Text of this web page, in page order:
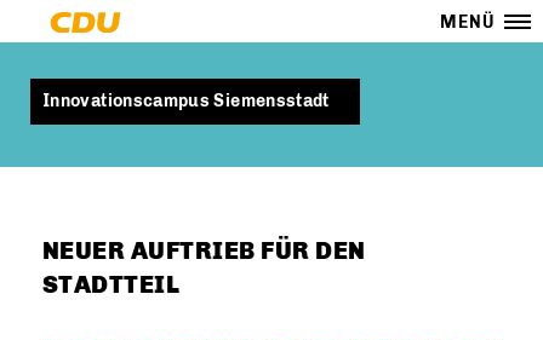
MENÜ
Innovationscampus Siemensstadt
NEUER AUFTRIEB FÜR DEN
STADTTEIL